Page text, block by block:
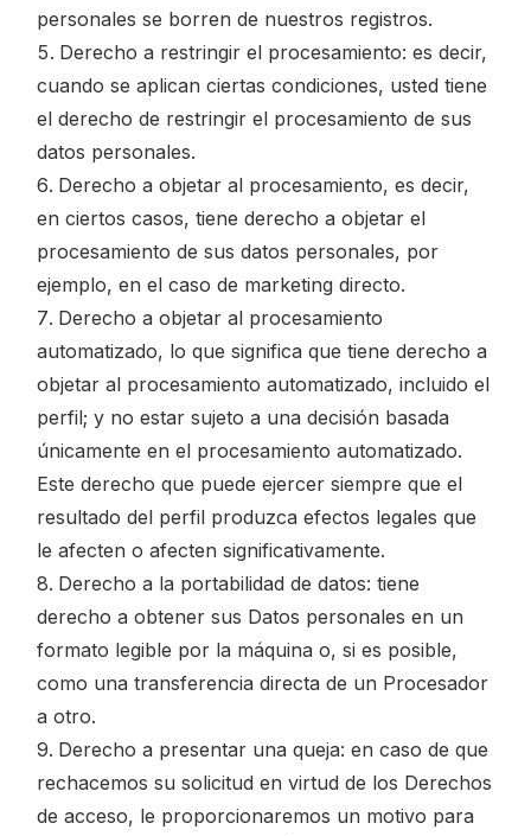
personales se borren de nuestros registros.
Derecho a restringir el procesamiento: es decir,
cuando se aplican ciertas condiciones, usted tiene
el derecho de restringir el procesamiento de sus
datos personales.
Derecho a objetar al procesamiento, es decir,
en ciertos casos, tiene derecho a objetar el
procesamiento de sus datos personales, por
ejemplo, en el caso de marketing directo.
Derecho a objetar al procesamiento
automatizado, lo que significa que tiene derecho a
objetar al procesamiento automatizado, incluido el
perfil; y no estar sujeto a una decisión basada
únicamente en el procesamiento automatizado.
Este derecho que puede ejercer siempre que el
resultado del perfil produzca efectos legales que
le afecten o afecten significativamente.
Derecho a la portabilidad de datos: tiene
derecho a obtener sus Datos personales en un
formato legible por la máquina o, si es posible,
como una transferencia directa de un Procesador
a otro.
Derecho a presentar una queja: en caso de que
rechacemos su solicitud en virtud de los Derechos
de acceso, le proporcionaremos un motivo para